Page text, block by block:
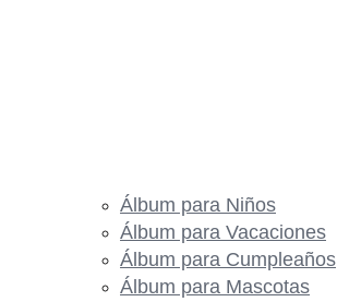
Álbum para Niños
Álbum para Vacaciones
Álbum para Cumpleaños
Álbum para Mascotas